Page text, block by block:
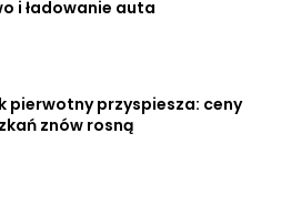
i ładowanie auta
pierwotny przyspiesza: ceny
znów rosną